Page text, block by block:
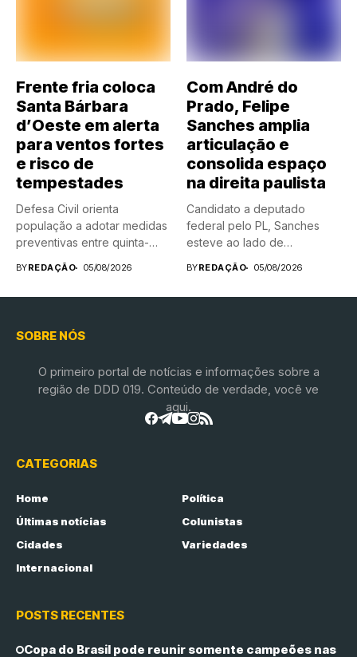
Frente fria coloca
Santa Bárbara
d’Oeste em alerta
para ventos fortes
e risco de
tempestades
Defesa Civil orienta
população a adotar medidas
preventivas entre quinta-
BYREDAÇÃO 05/08/2026
Com André do
Prado, Felipe
Sanches amplia
articulação e
consolida espaço
na direita paulista
Candidato a deputado
federal pelo PL, Sanches
esteve ao lado de
BYREDAÇÃO 05/08/2026
SOBRE NÓS
O primeiro portal de notícias e informações sobre a
região de DDD 019. Conteúdo de verdade, você ve
aqui.
CATEGORIAS
Home
Política
Últimas notícias
Colunistas
Cidades
Variedades
Internacional
POSTS RECENTES
Copa do Brasil pode reunir somente campeões nas